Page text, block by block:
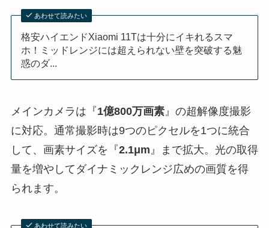
あわせて読みたい
格安ハイエンドXiaomi 11Tは十分にイキれるスマ
ホ！ミッドレンジには超えられない壁を突破する魅
惑のダ...
メインカメラは『1億800万画素』の超解像度撮影
に対応。通常撮影時は9つのピクセルを1つに統合
して、画素サイズを『2.1μm』まで拡大。光の取得
量を増やしてダイナミックレンジ広めの画質を得
られます。
あわせて読みたい